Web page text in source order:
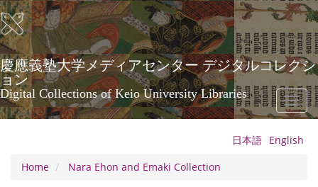
Skip
to
main
content
慶應義塾大学メディアセンター デジタルコレクシ
ョン
Digital Collections of Keio University Libraries
Toggle
日本語 English
Home
Nara Ehon and Emaki Collection